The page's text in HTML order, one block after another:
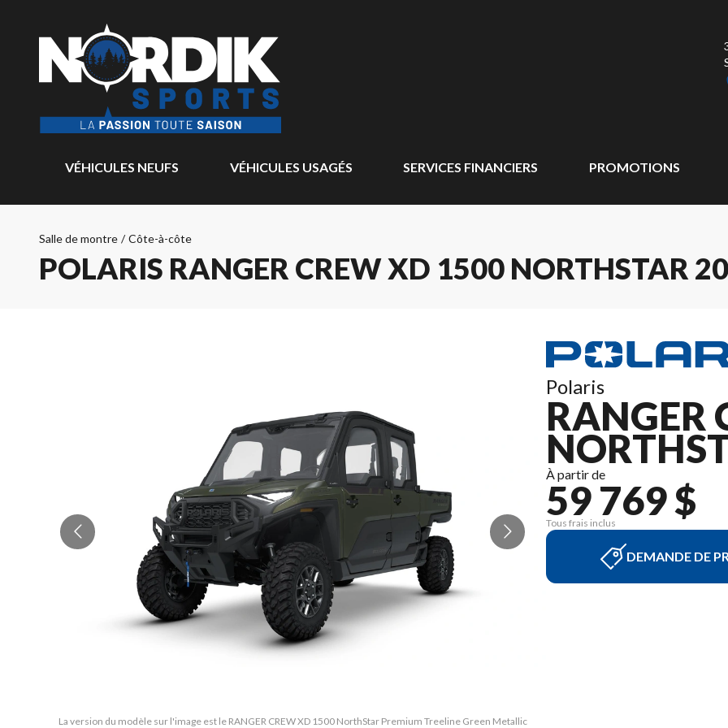
VÉHICULES NEUFS VÉHICULES USAGÉS SERVICES FINANCIERS PROMOTIONS
Salle de montre / Côte-à-côte
POLARIS RANGER CREW XD 1500 NORTHSTAR
La version du modèle sur l'image est le RANGER CREW XD 1500 NorthStar Premium Treeline Green Metallic
Polaris
RANGER
À partir de
59 769 $
Tous frais inclus
DEMANDE DE